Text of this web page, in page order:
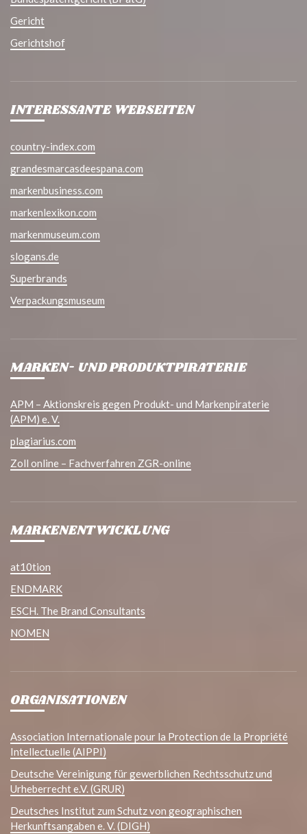
Gericht
Gerichtshof
INTERESSANTE WEBSEITEN
country-index.com
grandesmarcasdeespana.com
markenbusiness.com
markenlexikon.com
markenmuseum.com
slogans.de
Superbrands
Verpackungsmuseum
MARKEN- UND PRODUKTPIRATERIE
APM – Aktionskreis gegen Produkt- und Markenpiraterie
(APM) e. V.
plagiarius.com
Zoll online – Fachverfahren ZGR-online
MARKENENTWICKLUNG
at10tion
ENDMARK
ESCH. The Brand Consultants
NOMEN
ORGANISATIONEN
Association Internationale pour la Protection de la Propriété
Intellectuelle (AIPPI)
Deutsche Vereinigung für gewerblichen Rechtsschutz und
Urheberrecht e.V. (GRUR)
Deutsches Institut zum Schutz von geographischen
Herkunftsangaben e. V. (DIGH)